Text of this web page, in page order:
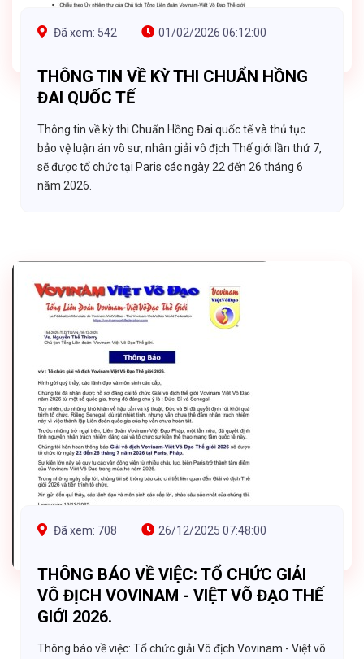
Đã xem: 542 01/02/2026 06:12:00
THÔNG TIN VỀ KỲ THI CHUẨN HỒNG
ĐAI QUỐC TẾ
Thông tin về kỳ thi Chuẩn Hồng Đai quốc tế và thủ tục
bảo vệ luận án võ sư, nhân giải vô địch Thế giới lần thứ 7,
sẽ được tổ chức tại Paris các ngày 22 đến 26 tháng 6
năm 2026.
Đã xem: 708 26/12/2025 07:48:00
THÔNG BÁO VỀ VIỆC: TỔ CHỨC GIẢI
VÔ ĐỊCH VOVINAM - VIỆT VÕ ĐẠO THẾ
GIỚI 2026.
Thông báo về việc: Tổ chức giải Vô địch Vovinam - Việt võ